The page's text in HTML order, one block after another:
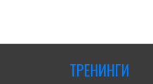
ТРЕНИНГИ